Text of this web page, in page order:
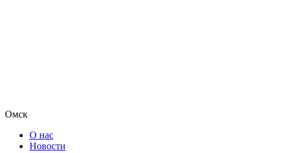
Омск
О нас
Новости